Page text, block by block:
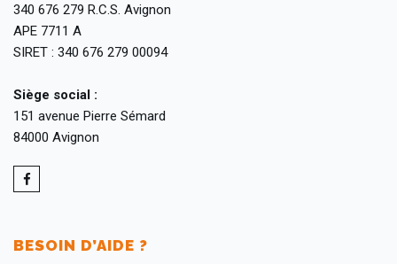
340 676 279 R.C.S. Avignon
APE 7711 A
SIRET : 340 676 279 00094
Siège social :
151 avenue Pierre Sémard
84000 Avignon
BESOIN D’AIDE ?